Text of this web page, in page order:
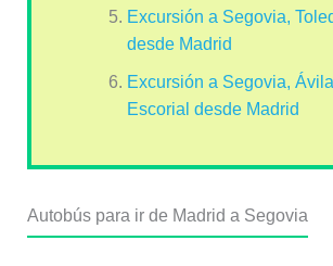
Excursión a Segovia,
desde Madrid
Excursión a Segovia, Ávila
Escorial desde Madrid
Autobús para ir de Madrid a Segovia